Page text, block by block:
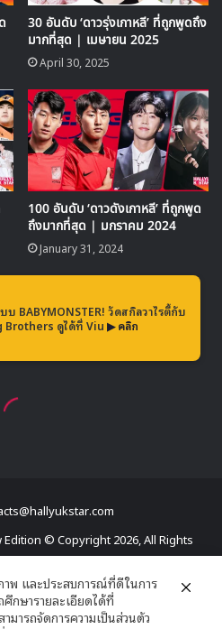
Jung Chaeyeon
© Copyright 2026, All Rights
Dailymotion
พ และประสบการณ์ที่ดีในการ
กษารายละเอียดได้ที่
ามารถจัดการความเป็นส่วนตัว